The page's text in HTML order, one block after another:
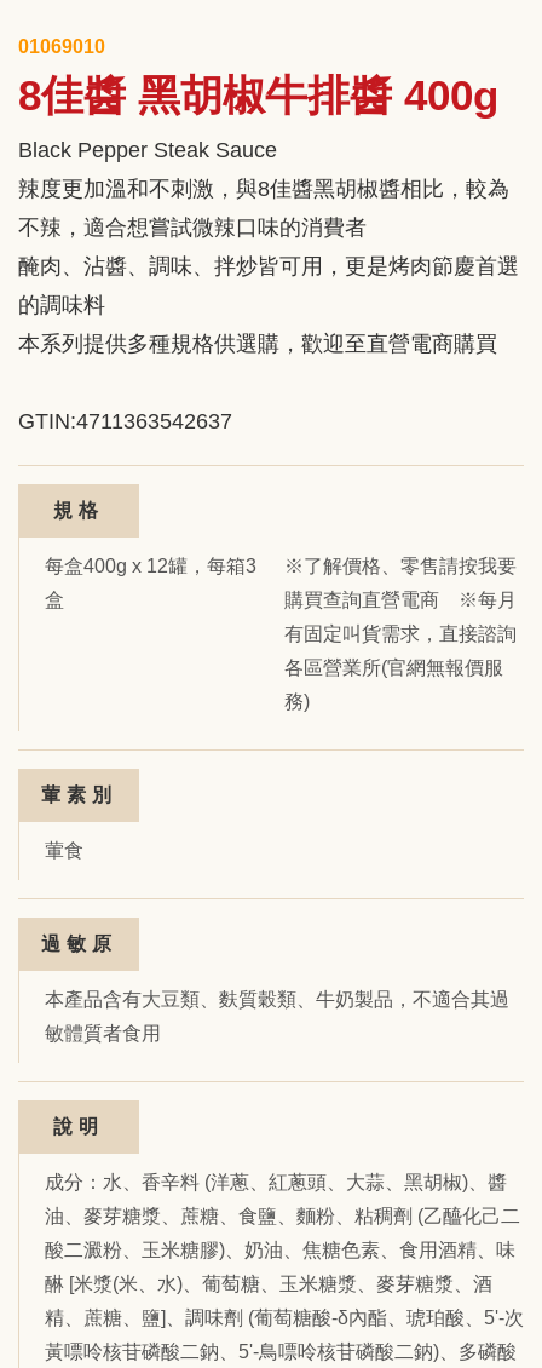
01069010
8佳醬 黑胡椒牛排醬 400g
Black Pepper Steak Sauce
辣度更加溫和不刺激，與8佳醬黑胡椒醬相比，較為
不辣，適合想嘗試微辣口味的消費者
醃肉、沾醬、調味、拌炒皆可用，更是烤肉節慶首選
的調味料
本系列提供多種規格供選購，歡迎至直營電商購買
GTIN:4711363542637
規格
每盒400g x 12罐，每箱3
盒
※了解價格、零售請按我要
購買查詢直營電商 ※每月
有固定叫貨需求，直接諮詢
各區營業所(官網無報價服
務)
葷素別
葷食
過敏原
本產品含有大豆類、麩質穀類、牛奶製品，不適合其過
敏體質者食用
說明
成分：水、香辛料 (洋蔥、紅蔥頭、大蒜、黑胡椒)、醬
油、麥芽糖漿、蔗糖、食鹽、麵粉、粘稠劑 (乙醯化己二
酸二澱粉、玉米糖膠)、奶油、焦糖色素、食用酒精、味
醂 [米漿(米、水)、葡萄糖、玉米糖漿、麥芽糖漿、酒
精、蔗糖、鹽]、調味劑 (葡萄糖酸-δ內酯、琥珀酸、5'-次
黃嘌呤核苷磷酸二鈉、5'-鳥嘌呤核苷磷酸二鈉)、多磷酸